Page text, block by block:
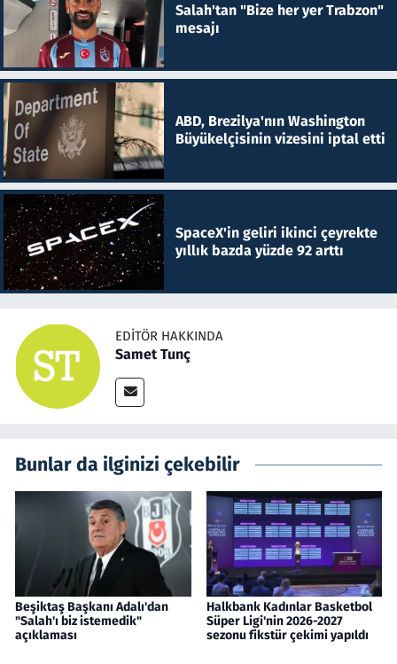
Salah'tan "Bize her yer Trabzon"
mesajı
ABD, Brezilya'nın Washington
Büyükelçisinin vizesini iptal etti
SpaceX'in geliri ikinci çeyrekte
yıllık bazda yüzde 92 arttı
EDITÖR HAKKINDA
Samet Tunç
Bunlar da ilginizi çekebilir
Beşiktaş Başkanı Adalı'dan
"Salah'ı biz istemedik"
açıklaması
Halkbank Kadınlar Basketbol
Süper Ligi'nin 2026-2027
sezonu fikstür çekimi yapıldı